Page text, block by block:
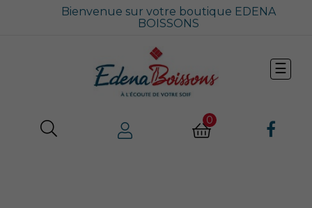
Bienvenue sur votre boutique EDENA
BOISSONS
la
☰
0